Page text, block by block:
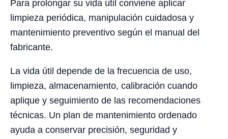
Para prolongar su vida útil conviene aplicar
limpieza periódica, manipulación cuidadosa y
mantenimiento preventivo según el manual del
fabricante.
La vida útil depende de la frecuencia de uso,
limpieza, almacenamiento, calibración cuando
aplique y seguimiento de las recomendaciones
técnicas. Un plan de mantenimiento ordenado
ayuda a conservar precisión, seguridad y